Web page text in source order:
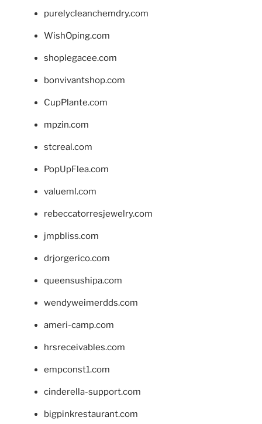
purelycleanchemdry.com
WishOping.com
shoplegacee.com
bonvivantshop.com
CupPlante.com
mpzin.com
stcreal.com
PopUpFlea.com
valueml.com
rebeccatorresjewelry.com
jmpbliss.com
drjorgerico.com
queensushipa.com
wendyweimerdds.com
ameri-camp.com
hrsreceivables.com
empconst1.com
cinderella-support.com
bigpinkrestaurant.com